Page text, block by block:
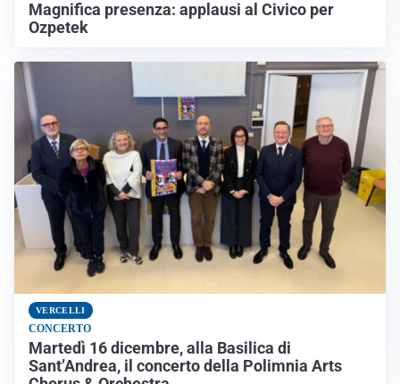
Magnifica presenza: applausi al Civico per
Ozpetek
VERCELLI
CONCERTO
Martedì 16 dicembre, alla Basilica di
Sant’Andrea, il concerto della Polimnia Arts